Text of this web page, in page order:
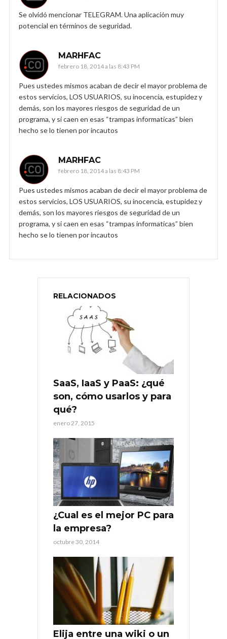
Se olvidó mencionar TELEGRAM. Una aplicación muy
potencial en términos de seguridad.
MARHFAC
febrero 18, 2014 a las 8:43 PM
Pues ustedes mismos acaban de decir el mayor problema de
estos servicios, LOS USUARIOS, su inocencia, estupidez y
demás, son los mayores riesgos de seguridad de un
programa, y si caen en esas “trampas informaticas” bien
hecho se lo tienen por incautos
MARHFAC
febrero 18, 2014 a las 8:43 PM
Pues ustedes mismos acaban de decir el mayor problema de
estos servicios, LOS USUARIOS, su inocencia, estupidez y
demás, son los mayores riesgos de seguridad de un
programa, y si caen en esas “trampas informaticas” bien
hecho se lo tienen por incautos
RELACIONADOS
SaaS, IaaS y PaaS: ¿qué
son, cómo usarlos y para
qué?
enero 27, 2015
¿Cual es el mejor PC para
la empresa?
octubre 30, 2014
Elija entre una wiki o un